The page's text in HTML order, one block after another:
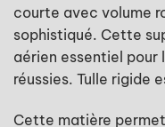
courte avec volume
sophistiqué. Cette
aérien essentiel pour
réussies. Tulle rigide
Cette matière